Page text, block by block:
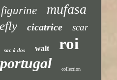
figurine mufasa
cicatrice scar
sac à dos walt roi
portugal collection